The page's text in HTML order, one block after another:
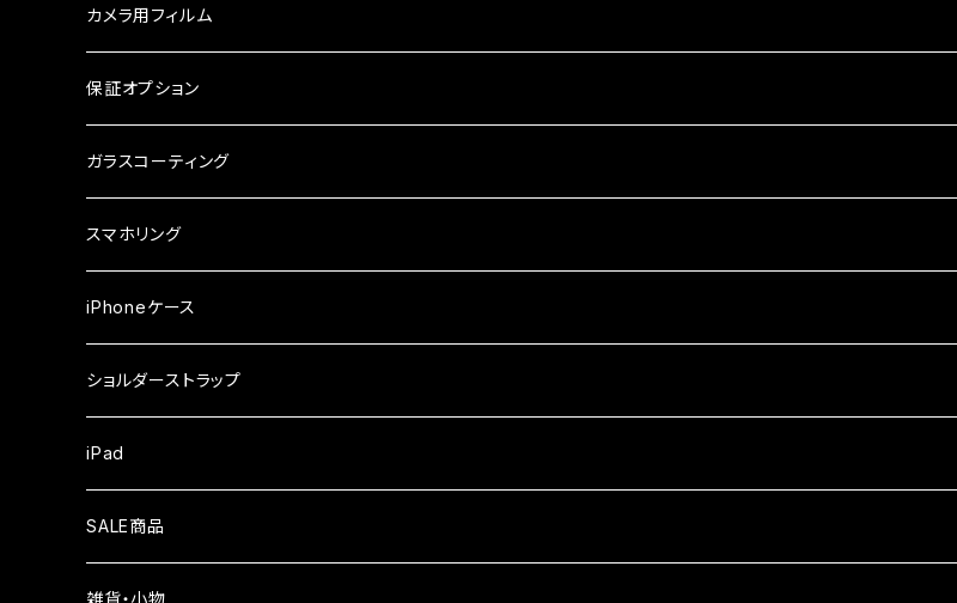
ケース・カバー
ケース
ガラスフィルム
ケース
ケース
AQUOS
ガラスフィルム
arrows
ガラスフィルム
シンプルスマホ
ガラスフィルム
らくらくスマホ
ガラスフィルム
OPPO
ガラスフィルム
Xiaomi
ガラスフィルム
カメラ用フィルム
iPhone
iPhone17e
iPhone17ProMax
iPhone16
Android
保証オプション
ガラスコーティング
スマホリング
iPhoneケース
ショルダーストラップ
iPad
液晶フィルム
SALE商品
雑貨・小物